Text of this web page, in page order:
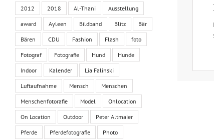
2012 2018 Al-Thani Ausstellung
award Ayleen Bildband Blitz Bär
Bären CDU Fashion Flash foto
Fotograf Fotografie Hund Hunde
Indoor Kalender Lia Falinski
Luftaufnahme Mensch Menschen
Menschenfotorafie Model Onlocation
On Location Outdoor Peter Altmaier
Pferde Pferdefotografie Photo